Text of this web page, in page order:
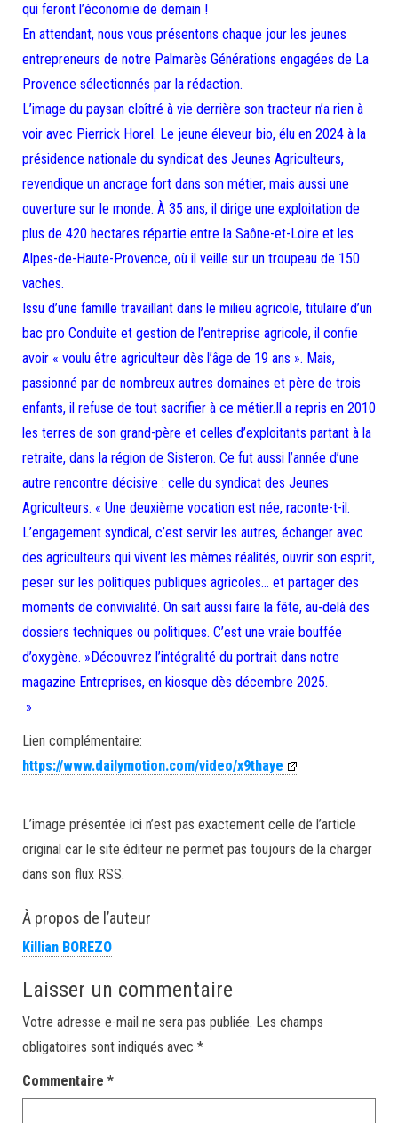
qui feront l’économie de demain !
En attendant, nous vous présentons chaque jour les jeunes
entrepreneurs de notre Palmarès Générations engagées de La
Provence sélectionnés par la rédaction.
L’image du paysan cloîtré à vie derrière son tracteur n’a rien à
voir avec Pierrick Horel. Le jeune éleveur bio, élu en 2024 à la
présidence nationale du syndicat des Jeunes Agriculteurs,
revendique un ancrage fort dans son métier, mais aussi une
ouverture sur le monde. À 35 ans, il dirige une exploitation de
plus de 420 hectares répartie entre la Saône-et-Loire et les
Alpes-de-Haute-Provence, où il veille sur un troupeau de 150
vaches.
Issu d’une famille travaillant dans le milieu agricole, titulaire d’un
bac pro Conduite et gestion de l’entreprise agricole, il confie
avoir « voulu être agriculteur dès l’âge de 19 ans ». Mais,
passionné par de nombreux autres domaines et père de trois
enfants, il refuse de tout sacrifier à ce métier.Il a repris en 2010
les terres de son grand-père et celles d’exploitants partant à la
retraite, dans la région de Sisteron. Ce fut aussi l’année d’une
autre rencontre décisive : celle du syndicat des Jeunes
Agriculteurs. « Une deuxième vocation est née, raconte-t-il.
L’engagement syndical, c’est servir les autres, échanger avec
des agriculteurs qui vivent les mêmes réalités, ouvrir son esprit,
peser sur les politiques publiques agricoles… et partager des
moments de convivialité. On sait aussi faire la fête, au-delà des
dossiers techniques ou politiques. C’est une vraie bouffée
d’oxygène. »Découvrez l’intégralité du portrait dans notre
magazine Entreprises, en kiosque dès décembre 2025.
»
Lien complémentaire:
https://www.dailymotion.com/video/x9thaye
L’image présentée ici n’est pas exactement celle de l’article
original car le site éditeur ne permet pas toujours de la charger
dans son flux RSS.
À propos de l’auteur
Killian BOREZO
Laisser un commentaire
Votre adresse e-mail ne sera pas publiée. Les champs
obligatoires sont indiqués avec *
Commentaire *